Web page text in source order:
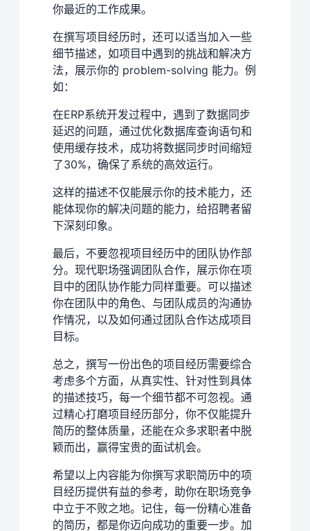
你最近的工作成果。
在撰写项目经历时，还可以适当加入一些
细节描述，如项目中遇到的挑战和解决方
法，展示你的 problem-solving 能力。例
如：
在ERP系统开发过程中，遇到了数据同步
延迟的问题，通过优化数据库查询语句和
使用缓存技术，成功将数据同步时间缩短
了30%，确保了系统的高效运行。
这样的描述不仅能展示你的技术能力，还
能体现你的解决问题的能力，给招聘者留
下深刻印象。
最后，不要忽视项目经历中的团队协作部
分。现代职场强调团队合作，展示你在项
目中的团队协作能力同样重要。可以描述
你在团队中的角色、与团队成员的沟通协
作情况，以及如何通过团队合作达成项目
目标。
总之，撰写一份出色的项目经历需要综合
考虑多个方面，从真实性、针对性到具体
的描述技巧，每一个细节都不可忽视。通
过精心打磨项目经历部分，你不仅能提升
简历的整体质量，还能在众多求职者中脱
颖而出，赢得宝贵的面试机会。
希望以上内容能为你撰写求职简历中的项
目经历提供有益的参考，助你在职场竞争
中立于不败之地。记住，每一份精心准备
的简历，都是你迈向成功的重要一步。加